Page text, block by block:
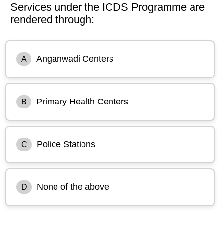
Services under the ICDS Programme are
rendered through:
A Anganwadi Centers
B Primary Health Centers
C Police Stations
D None of the above